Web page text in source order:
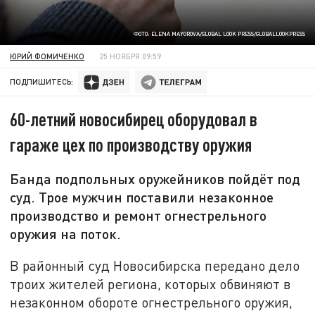
ФОТО: ELENA MAYOROVA/GLOBAL LOOK PRESS/GLOBALLOOKPRESS
ЮРИЙ ФОМИЧЕНКО 25 НОЯБРЯ 09:59
ПОДПИШИТЕСЬ:
60-летний новосибирец оборудовал в
гараже цех по производству оружия
Банда подпольных оружейников пойдёт под
суд. Трое мужчин поставили незаконное
производство и ремонт огнестрельного
оружия на поток.
В районный суд Новосибирска передано дело
троих жителей региона, которых обвиняют в
незаконном обороте огнестрельного оружия,